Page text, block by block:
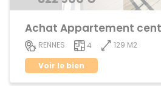
RENNES 4
129 M2
Voir le bien